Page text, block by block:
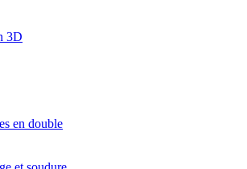
3D
en double